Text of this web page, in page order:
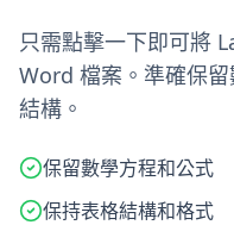
只需點擊一下即可將
Word 檔案。準確保
結構。
保留數學方程和公式
保持表格結構和格式